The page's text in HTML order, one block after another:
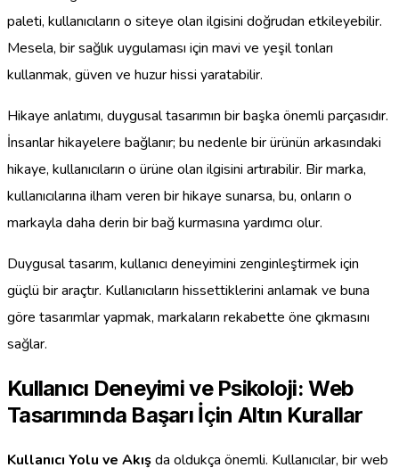
paleti, kullanıcıların o siteye olan ilgisini doğrudan etkileyebilir.
Mesela, bir sağlık uygulaması için mavi ve yeşil tonları
kullanmak, güven ve huzur hissi yaratabilir.
Hikaye anlatımı, duygusal tasarımın bir başka önemli parçasıdır.
İnsanlar hikayelere bağlanır; bu nedenle bir ürünün arkasındaki
hikaye, kullanıcıların o ürüne olan ilgisini artırabilir. Bir marka,
kullanıcılarına ilham veren bir hikaye sunarsa, bu, onların o
markayla daha derin bir bağ kurmasına yardımcı olur.
Duygusal tasarım, kullanıcı deneyimini zenginleştirmek için
güçlü bir araçtır. Kullanıcıların hissettiklerini anlamak ve buna
göre tasarımlar yapmak, markaların rekabette öne çıkmasını
sağlar.
Kullanıcı Deneyimi ve Psikoloji: Web
Tasarımında Başarı İçin Altın Kurallar
Kullanıcı Yolu ve Akışda oldukça önemli. Kullanıcılar, bir web